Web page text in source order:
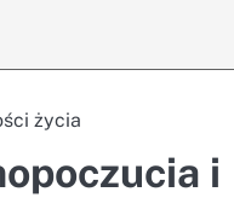
życia
i